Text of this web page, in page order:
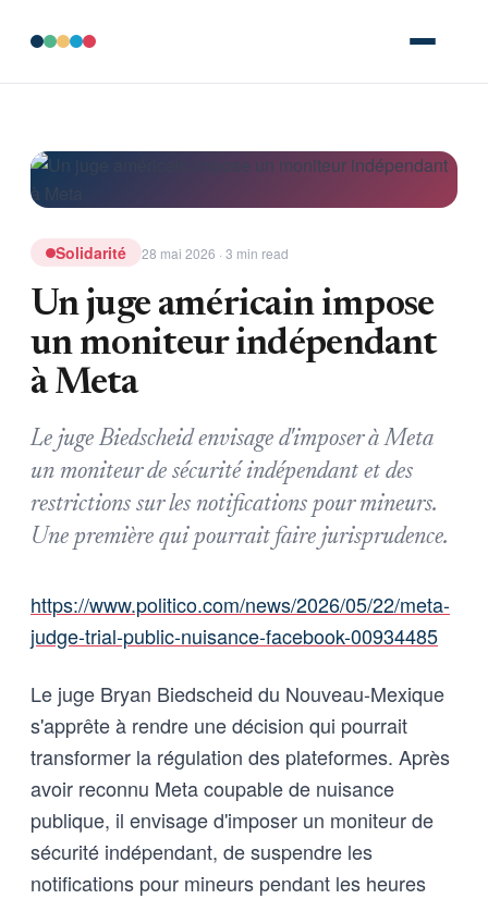
Solidarité 28 mai 2026 · 3 min read
Un juge américain impose
un moniteur indépendant
à Meta
Le juge Biedscheid envisage d'imposer à Meta
un moniteur de sécurité indépendant et des
restrictions sur les notifications pour mineurs.
Une première qui pourrait faire jurisprudence.
https://www.politico.com/news/2026/05/22/meta-
judge-trial-public-nuisance-facebook-00934485
Le juge Bryan Biedscheid du Nouveau-Mexique
s'apprête à rendre une décision qui pourrait
transformer la régulation des plateformes. Après
avoir reconnu Meta coupable de nuisance
publique, il envisage d'imposer un moniteur de
sécurité indépendant, de suspendre les
notifications pour mineurs pendant les heures